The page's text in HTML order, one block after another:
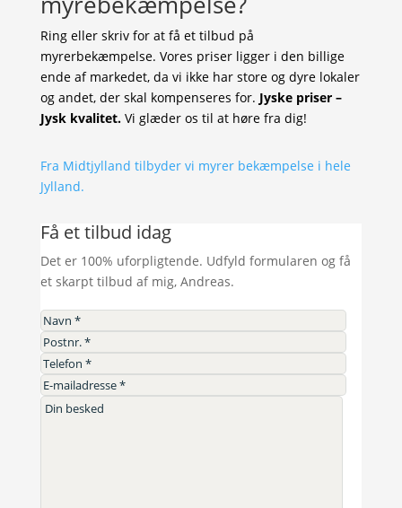
Ring eller skriv for at få et tilbud på
myrerbekæmpelse. Vores priser ligger i den billige
ende af markedet, da vi ikke har store og dyre lokaler
og andet, der skal kompenseres for. Jyske priser –
Jysk kvalitet.Vi glæder os til at høre fra dig!
Fra Midtjylland tilbyder vi myrer bekæmpelse i hele
Jylland.
Få et tilbud idag
Det er 100% uforpligtende. Udfyld formularen og få
et skarpt tilbud af mig, Andreas.